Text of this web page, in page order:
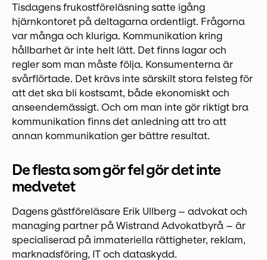
Tisdagens frukostföreläsning satte igång
hjärnkontoret på deltagarna ordentligt. Frågorna
var många och kluriga. Kommunikation kring
hållbarhet är inte helt lätt. Det finns lagar och
regler som man måste följa. Konsumenterna är
svårflörtade. Det krävs inte särskilt stora felsteg för
att det ska bli kostsamt, både ekonomiskt och
anseendemässigt. Och om man inte gör riktigt bra
kommunikation finns det anledning att tro att
annan kommunikation ger bättre resultat.
De flesta som gör fel gör det inte
medvetet
Dagens gästföreläsare Erik Ullberg – advokat och
managing partner på Wistrand Advokatbyrå – är
specialiserad på immateriella rättigheter, reklam,
marknadsföring, IT och dataskydd.